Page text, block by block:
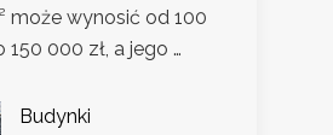
może wynosić od 100
150 000 zł, a jego …
Budynki